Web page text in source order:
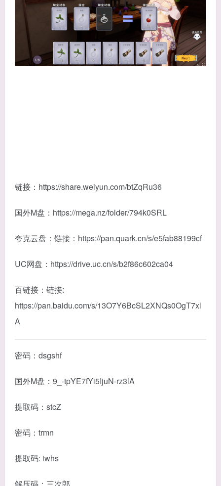
链接：https://share.weiyun.com/btZqRu36
国外M盘：https://mega.nz/folder/794k0SRL
夸克云盘：链接：https://pan.quark.cn/s/e5fab88199cf
UC网盘：https://drive.uc.cn/s/b2f86c602ca04
百链接：链接:
https://pan.baidu.com/s/13O7Y6BcSL2XNQs0OgT7xl
A
密码：dsgshf
国外M盘：9_-tpYE7fYi5IjuN-rz3lA
提取码：stcZ
密码：trmn
提取码: iwhs